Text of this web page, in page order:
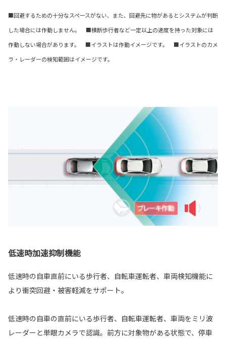
■回避するための十分なスペースがない、また、回避先に物があるとシステムが判断
した場合には作動しません。 ■横断歩行者など一定以上の速度を持った対象には
作動しない場合があります。 ■イラストは作動イメージです。 ■イラストのカメ
ラ・レーダーの検知範囲はイメージです。
低速時加速抑制機能
低速時の自車直前にいる歩行者、自転車運転者、車両検知機能に
より衝突回避・被害軽減をサポート。
低速時の自車の直前にいる歩行者、自転車運転者、車両をミリ波
レーダーと単眼カメラで認識。前方に対象物がある状態で、停車